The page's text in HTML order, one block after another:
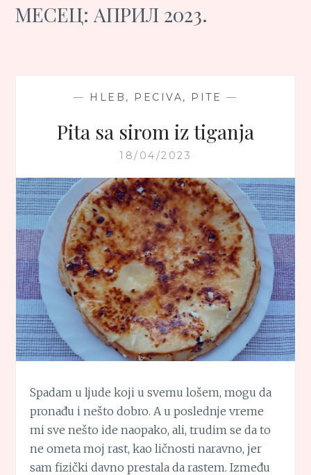
МЕСЕЦ: АПРИЛ 2023.
— HLEB, PECIVA, PITE —
Pita sa sirom iz tiganja
18/04/2023
Spadam u ljude koji u svemu lošem, mogu da
pronađu i nešto dobro. A u poslednje vreme
mi sve nešto ide naopako, ali, trudim se da to
ne ometa moj rast, kao ličnosti naravno, jer
sam fizički davno prestala da rastem. Između